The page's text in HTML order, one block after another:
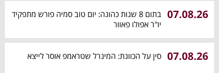
07.08.26
בתום 8 שנות כהונה: יום טוב סמיה פורש מתפקיד
יו"ר אפולו פאוור
07.08.26 סין על הכוונת: המינרל שטראמפ אוסר לייצא